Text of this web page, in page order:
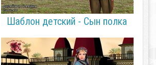
Шаблон детский - Cын полка